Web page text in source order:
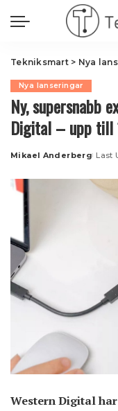
Tekniksmart> Nya
Nya lanseringar
Ny, supersnabb
Digital – upp till
Posted
Mikael Anderberg Last
Western Digital